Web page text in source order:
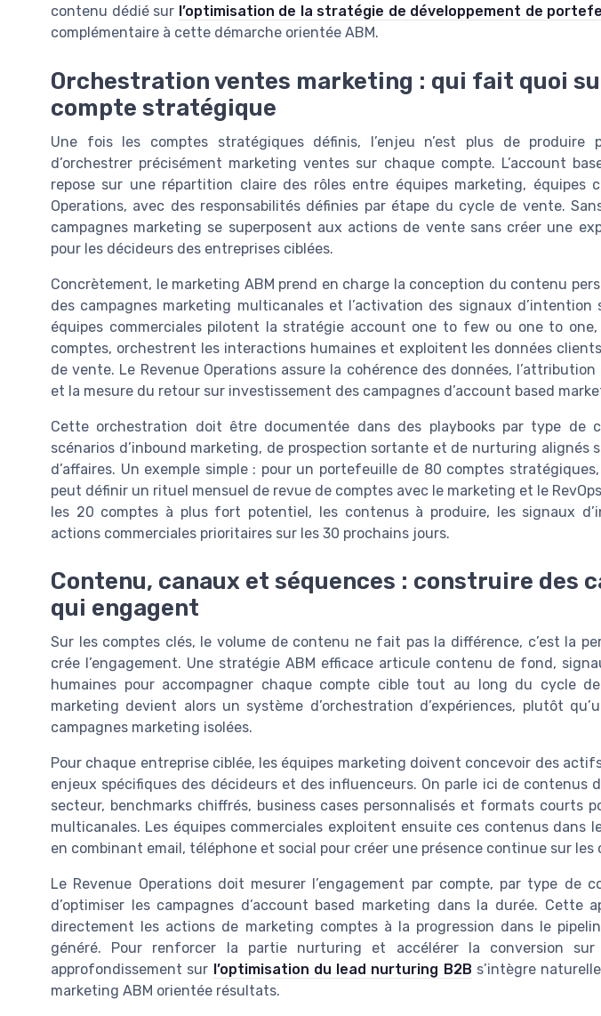
contenu dédié sur l’optimisation de la stratégie de développement de
complémentaire à cette démarche orientée ABM.
Orchestration ventes marketing : qui fait quoi
compte stratégique
Une fois les comptes stratégiques définis, l’enjeu n’est plus de produire
d’orchestrer précisément marketing ventes sur chaque compte. L’account
repose sur une répartition claire des rôles entre équipes marketing, équipes
Operations, avec des responsabilités définies par étape du cycle de vente.
campagnes marketing se superposent aux actions de vente sans créer une
pour les décideurs des entreprises ciblées.
Concrètement, le marketing ABM prend en charge la conception du contenu
des campagnes marketing multicanales et l’activation des signaux d’intention
équipes commerciales pilotent la stratégie account one to few ou one to
comptes, orchestrent les interactions humaines et exploitent les données
de vente. Le Revenue Operations assure la cohérence des données,
et la mesure du retour sur investissement des campagnes d’account based
Cette orchestration doit être documentée dans des playbooks par type de
scénarios d’inbound marketing, de prospection sortante et de nurturing alignés
d’affaires. Un exemple simple : pour un portefeuille de 80 comptes
peut définir un rituel mensuel de revue de comptes avec le marketing et le
les 20 comptes à plus fort potentiel, les contenus à produire, les signaux
actions commerciales prioritaires sur les 30 prochains jours.
Contenu, canaux et séquences : construire des
qui engagent
Sur les comptes clés, le volume de contenu ne fait pas la différence, c’est la
crée l’engagement. Une stratégie ABM efficace articule contenu de fond,
humaines pour accompagner chaque compte cible tout au long du cycle de
marketing devient alors un système d’orchestration d’expériences, plutôt
campagnes marketing isolées.
Pour chaque entreprise ciblée, les équipes marketing doivent concevoir des
enjeux spécifiques des décideurs et des influenceurs. On parle ici de contenus
secteur, benchmarks chiffrés, business cases personnalisés et formats courts
multicanales. Les équipes commerciales exploitent ensuite ces contenus dans
en combinant email, téléphone et social pour créer une présence continue sur
Le Revenue Operations doit mesurer l’engagement par compte, par type de
d’optimiser les campagnes d’account based marketing dans la durée. Cette
directement les actions de marketing comptes à la progression dans le
généré. Pour renforcer la partie nurturing et accélérer la conversion
approfondissement sur l’optimisation du lead nurturing B2B s’intègre
marketing ABM orientée résultats.